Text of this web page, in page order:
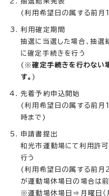
(利用希望日の属する前
利用確定期間
抽選に当選した場合、抽
に確定手続きを行う
(※確定手続きを行わない
す。 )
先着予約申込開始
(利用希望日の属する前
時まで)
申請書提出
和光市運動場にて利用許
行う
(利用希望日の属する前月
が運動場休場日の場合は
※運動場休場日⇒月曜日（